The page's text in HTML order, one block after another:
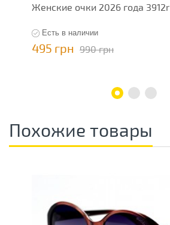
Женские очки 2026 года 3912r
Есть в наличии
495 грн 990 грн
Похожие товары